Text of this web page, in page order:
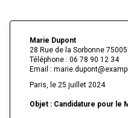
Marie Dupont
28 Rue de la Sorbonne
Téléphone : 06 78 90 12 34
Email :
Paris, le 25 juillet 2024
Objet : Candidature pour le